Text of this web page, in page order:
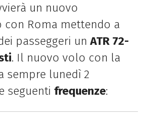
un nuovo
Roma mettendo a
passeggeri unATR 72-
. Il nuovo volo con la
sempre lunedì 2
seguenti frequenze: